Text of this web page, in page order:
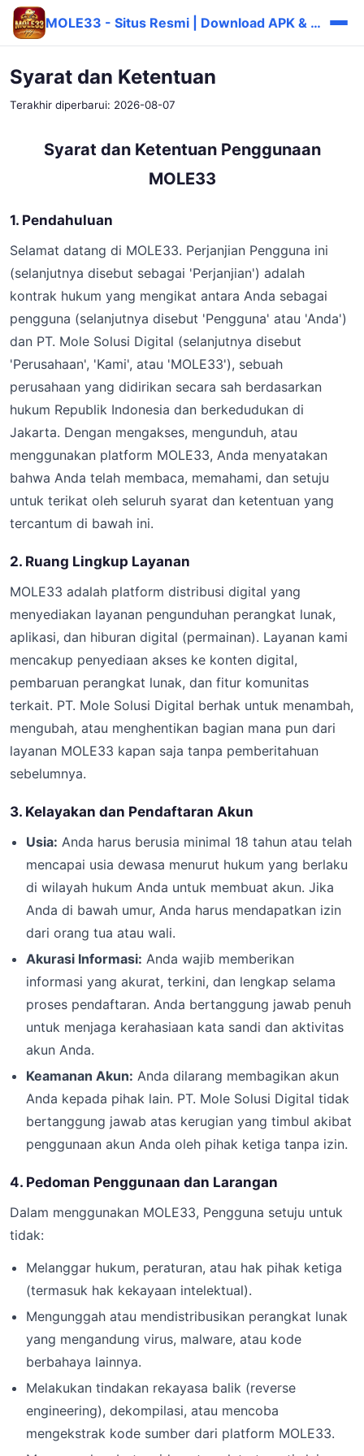
MOLE33 - Situs Resmi | Download APK & Login
Syarat dan Ketentuan
Terakhir diperbarui: 2026-08-07
Syarat dan Ketentuan Penggunaan
MOLE33
1. Pendahuluan
Selamat datang di MOLE33. Perjanjian Pengguna ini
(selanjutnya disebut sebagai 'Perjanjian') adalah
kontrak hukum yang mengikat antara Anda sebagai
pengguna (selanjutnya disebut 'Pengguna' atau 'Anda')
dan PT. Mole Solusi Digital (selanjutnya disebut
'Perusahaan', 'Kami', atau 'MOLE33'), sebuah
perusahaan yang didirikan secara sah berdasarkan
hukum Republik Indonesia dan berkedudukan di
Jakarta. Dengan mengakses, mengunduh, atau
menggunakan platform MOLE33, Anda menyatakan
bahwa Anda telah membaca, memahami, dan setuju
untuk terikat oleh seluruh syarat dan ketentuan yang
tercantum di bawah ini.
2. Ruang Lingkup Layanan
MOLE33 adalah platform distribusi digital yang
menyediakan layanan pengunduhan perangkat lunak,
aplikasi, dan hiburan digital (permainan). Layanan kami
mencakup penyediaan akses ke konten digital,
pembaruan perangkat lunak, dan fitur komunitas
terkait. PT. Mole Solusi Digital berhak untuk menambah,
mengubah, atau menghentikan bagian mana pun dari
layanan MOLE33 kapan saja tanpa pemberitahuan
sebelumnya.
3. Kelayakan dan Pendaftaran Akun
Usia: Anda harus berusia minimal 18 tahun atau telah
mencapai usia dewasa menurut hukum yang berlaku
di wilayah hukum Anda untuk membuat akun. Jika
Anda di bawah umur, Anda harus mendapatkan izin
dari orang tua atau wali.
Akurasi Informasi: Anda wajib memberikan
informasi yang akurat, terkini, dan lengkap selama
proses pendaftaran. Anda bertanggung jawab penuh
untuk menjaga kerahasiaan kata sandi dan aktivitas
akun Anda.
Keamanan Akun: Anda dilarang membagikan akun
Anda kepada pihak lain. PT. Mole Solusi Digital tidak
bertanggung jawab atas kerugian yang timbul akibat
penggunaan akun Anda oleh pihak ketiga tanpa izin.
4. Pedoman Penggunaan dan Larangan
Dalam menggunakan MOLE33, Pengguna setuju untuk
tidak:
Melanggar hukum, peraturan, atau hak pihak ketiga
(termasuk hak kekayaan intelektual).
Mengunggah atau mendistribusikan perangkat lunak
yang mengandung virus, malware, atau kode
berbahaya lainnya.
Melakukan tindakan rekayasa balik (reverse
engineering), dekompilasi, atau mencoba
mengekstrak kode sumber dari platform MOLE33.